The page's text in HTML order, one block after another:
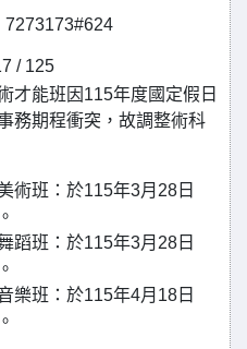
/ 125
才能班因115年度國定假日
務期程衝突，故調整術科
術班：於115年3月28日
蹈班：於115年3月28日
樂班：於115年4月18日